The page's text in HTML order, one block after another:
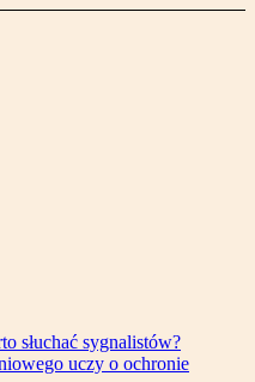
słuchać sygnalistów?
uczy o ochronie